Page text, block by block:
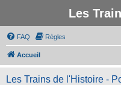
Les
FAQ Règles
Accueil
Les Trains de l'Histoire -